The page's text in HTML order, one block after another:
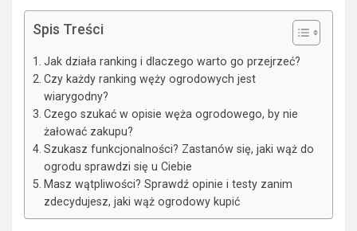
Spis Treści
Jak działa ranking i dlaczego warto go przejrzeć?
Czy każdy ranking węży ogrodowych jest
wiarygodny?
Czego szukać w opisie węża ogrodowego, by nie
żałować zakupu?
Szukasz funkcjonalności? Zastanów się, jaki wąż do
ogrodu sprawdzi się u Ciebie
Masz wątpliwości? Sprawdź opinie i testy zanim
zdecydujesz, jaki wąż ogrodowy kupić